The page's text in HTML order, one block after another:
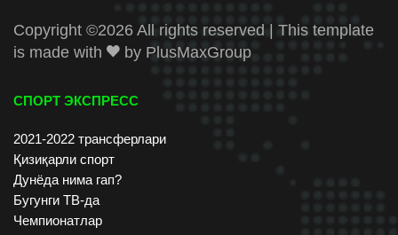
Copyright ©2026 All rights reserved | This template
is made with
by PlusMaxGroup
СПОРТ ЭКСПРЕСС
2021-2022 трансферлари
Қизиқарли спорт
Дунёда нима гап?
Бугунги ТВ-да
Чемпионатлар